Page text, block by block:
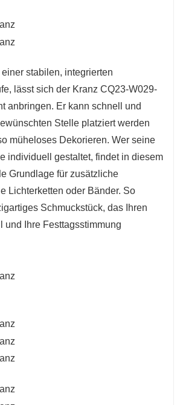
viele Festtage hinweg. Das
Design fördert die
Jahr für Jahr stilvoll
Kranz CQ23-W029-110K
und Funktionalität und ist somit
Ihrer
stabilen, integrierten
lässt sich der Kranz CQ23-W029-
anbringen. Er kann schnell und
Stelle platziert werden
müheloses Dekorieren. Wer seine
individuell gestaltet, findet in diesem
Grundlage für zusätzliche
Lichterketten oder Bänder. So
Schmuckstück, das Ihren
und Ihre Festtagsstimmung